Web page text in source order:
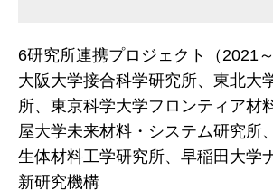
6研究所連携プロジェクト（2021
大阪大学接合科学研究所、東北大
所、東京科学大学フロンティア材
屋大学未来材料・システム研究所
生体材料工学研究所、早稲田大学
新研究機構